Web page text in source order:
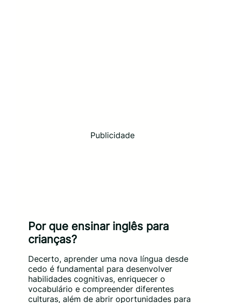
Publicidade
Por que ensinar inglês para
crianças?
Decerto, aprender uma nova língua desde
cedo é fundamental para desenvolver
habilidades cognitivas, enriquecer o
vocabulário e compreender diferentes
culturas, além de abrir oportunidades para